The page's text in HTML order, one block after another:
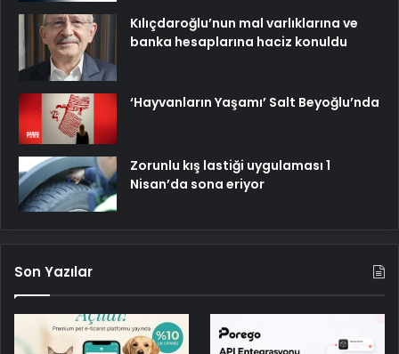
Kılıçdaroğlu’nun mal varlıklarına ve
banka hesaplarına haciz konuldu
‘Hayvanların Yaşamı’ Salt Beyoğlu’nda
Zorunlu kış lastiği uygulaması 1
Nisan’da sona eriyor
Son Yazılar